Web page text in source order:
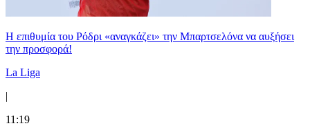
Η επιθυμία του Ρόδρι «αναγκάζει» την Μπαρτσελόνα να αυξήσει
την προσφορά!
La Liga
|
11:19